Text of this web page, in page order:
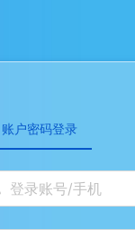
账户密码登录